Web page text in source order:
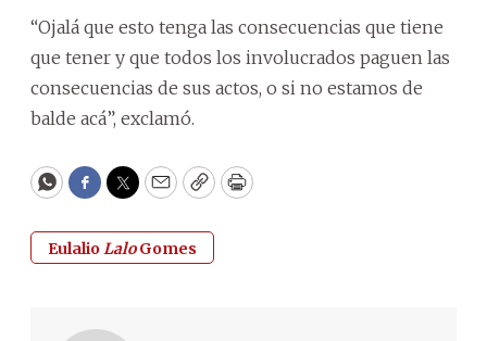
“Ojalá que esto tenga las consecuencias que tiene
que tener y que todos los involucrados paguen las
consecuencias de sus actos, o si no estamos de
balde acá”, exclamó.
WhatsApp
Facebook
Twitter
EmailCopyPrint
EulalioLaloGomes